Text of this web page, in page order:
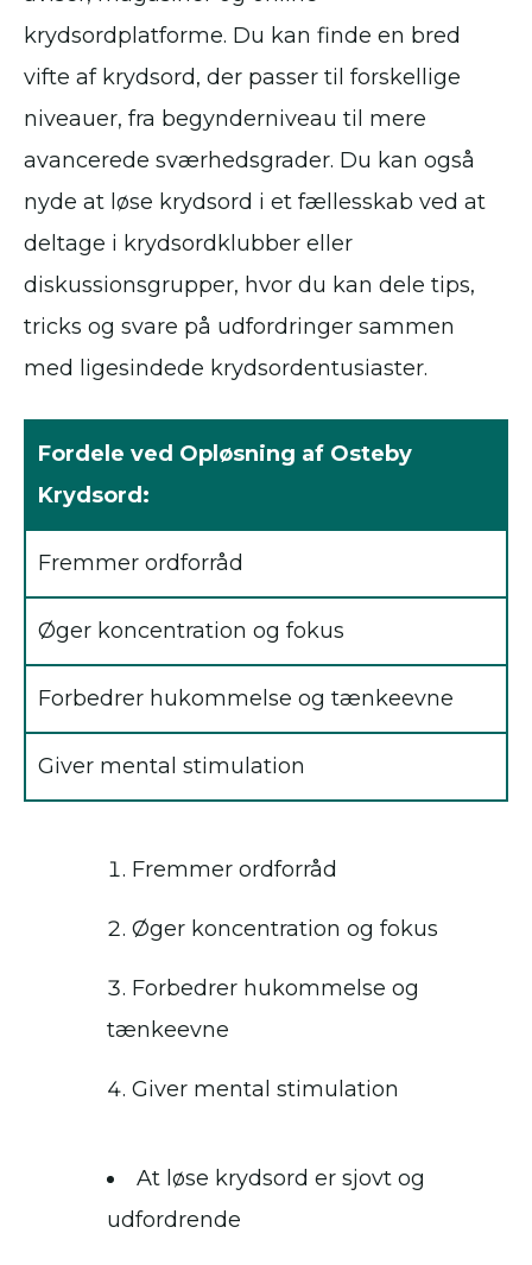
krydsordplatforme. Du kan finde en bred
vifte af krydsord, der passer til forskellige
niveauer, fra begynderniveau til mere
avancerede sværhedsgrader. Du kan også
nyde at løse krydsord i et fællesskab ved at
deltage i krydsordklubber eller
diskussionsgrupper, hvor du kan dele tips,
tricks og svare på udfordringer sammen
med ligesindede krydsordentusiaster.
Fordele ved Opløsning af Osteby
Krydsord:
Fremmer ordforråd
Øger koncentration og fokus
Forbedrer hukommelse og tænkeevne
Giver mental stimulation
Fremmer ordforråd
Øger koncentration og fokus
Forbedrer hukommelse og
tænkeevne
Giver mental stimulation
At løse krydsord er sjovt og
udfordrende